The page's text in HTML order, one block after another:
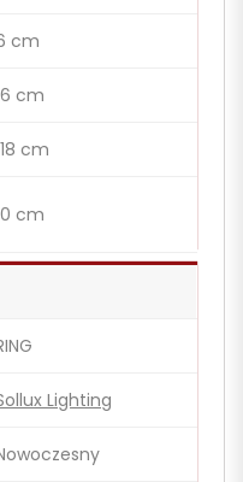
cm
cm
cm
cm
Lighting